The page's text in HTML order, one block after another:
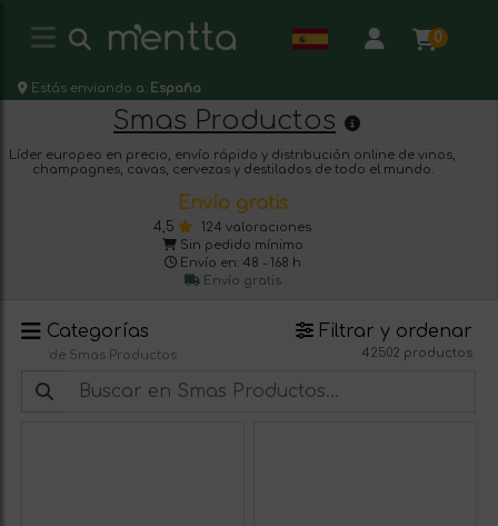
0
Estás enviando a: España
Smas Productos
Líder europeo en precio, envío rápido y distribución online de vinos,
champagnes, cavas, cervezas y destilados de todo el mundo.
Envío gratis
4,5
124 valoraciones
Sin pedido mínimo
Envío en: 48 - 168 h
Envío gratis
Categorías
de Smas Productos
Filtrar y ordenar
42502 productos